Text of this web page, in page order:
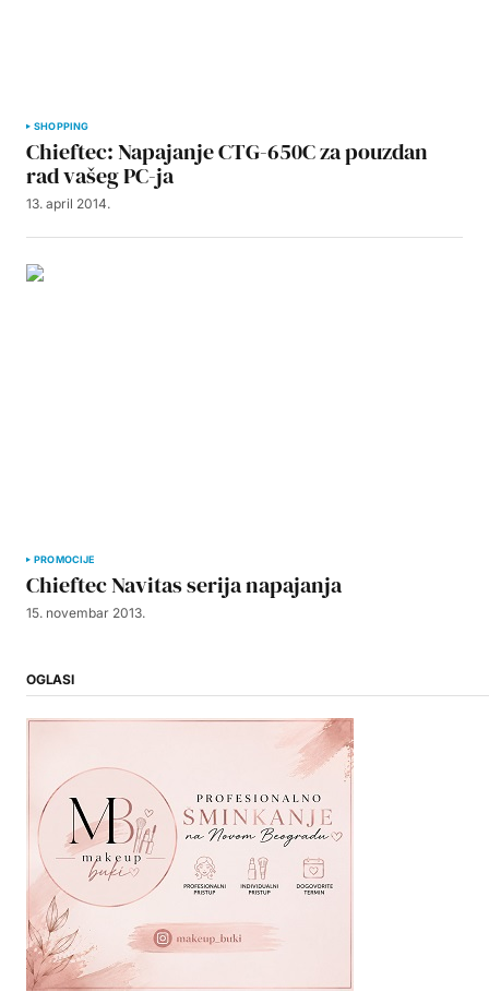
SHOPPING
Chieftec: Napajanje CTG-650C za pouzdan
rad vašeg PC-ja
13. april 2014.
PROMOCIJE
Chieftec Navitas serija napajanja
15. novembar 2013.
OGLASI